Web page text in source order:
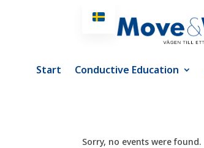
Start Conductive Education
Sorry, no events were found.